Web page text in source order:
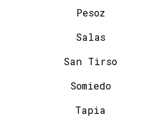
Pesoz
Salas
San Tirso
Somiedo
Tapia